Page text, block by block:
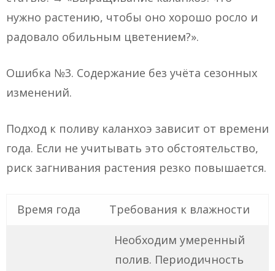
нужно растению, чтобы оно хорошо росло и
радовало обильным цветением?».
Ошибка №3. Содержание без учёта сезонных
изменений.
Подход к поливу каланхоэ зависит от времени
года. Если не учитывать это обстоятельство,
риск загнивания растения резко повышается.
Время года Требования к влажности
Необходим умеренный
полив. Периодичность